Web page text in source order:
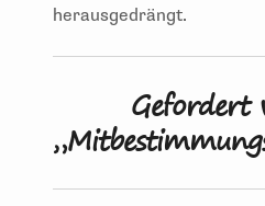
herausgedrängt.
Gefordert